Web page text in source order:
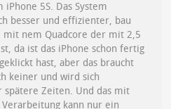
5S. Das System
besser und effizienter, bau
mit nem Quadcore der mit 2,5
da ist das iPhone schon fertig
hast, aber das braucht
keiner und wird sich
spätere Zeiten. Und das mit
kann nur ein